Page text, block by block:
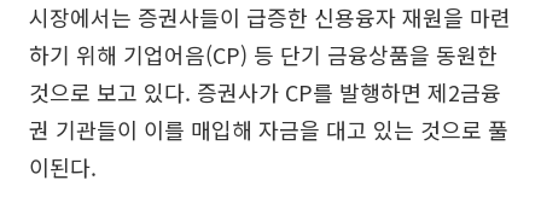
시장에서는 증권사들이 급증한 신용융자 재원을 마련
하기 위해 기업어음(CP) 등 단기 금융상품을 동원한
것으로 보고 있다. 증권사가 CP를 발행하면 제2금융
권 기관들이 이를 매입해 자금을 대고 있는 것으로 풀
이된다.